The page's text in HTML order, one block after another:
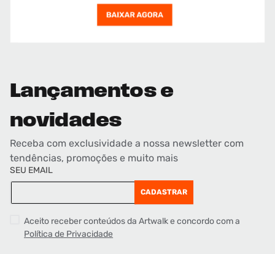
Lançamentos e
novidades
Receba com exclusividade a nossa newsletter com
tendências, promoções e muito mais
SEU EMAIL
CADASTRAR
Aceito receber conteúdos da Artwalk e concordo com a
Política de Privacidade